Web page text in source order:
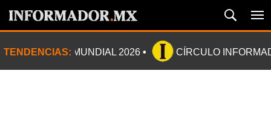
TENDENCIAS: MUNDIAL 2026 CÍRCULO